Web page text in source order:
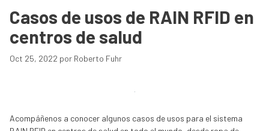
Casos de usos de RAIN RFID en
centros de salud
Oct 25, 2022 por Roberto Fuhr
Acompáñenos a conocer algunos casos de usos para el sistema